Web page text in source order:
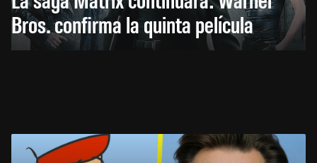
Bros. confirma la quinta película